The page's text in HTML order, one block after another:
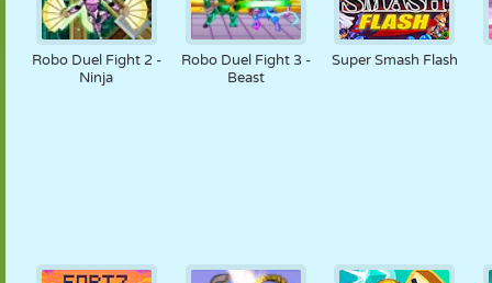
Robo Duel Fight 2 -
Ninja
Robo Duel Fight 3 -
Beast
Super Smash Flash